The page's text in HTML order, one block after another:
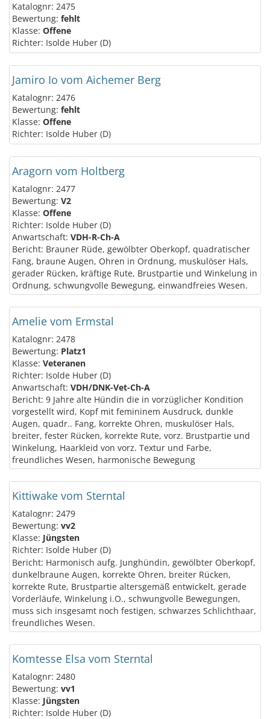
Katalognr: 2475
Bewertung: fehlt
Klasse: Offene
Richter: Isolde Huber (D)
Jamiro Io vom Aichemer Berg
Katalognr: 2476
Bewertung: fehlt
Klasse: Offene
Richter: Isolde Huber (D)
Aragorn vom Holtberg
Katalognr: 2477
Bewertung: V2
Klasse: Offene
Richter: Isolde Huber (D)
Anwartschaft: VDH-R-Ch-A
Bericht: Brauner Rüde, gewölbter Oberkopf, quadratischer
Fang, braune Augen, Ohren in Ordnung, muskulöser Hals,
gerader Rücken, kräftige Rute, Brustpartie und Winkelung in
Ordnung, schwungvolle Bewegung, einwandfreies Wesen.
Amelie vom Ermstal
Katalognr: 2478
Bewertung: Platz1
Klasse: Veteranen
Richter: Isolde Huber (D)
Anwartschaft: VDH/DNK-Vet-Ch-A
Bericht: 9 Jahre alte Hündin die in vorzüglicher Kondition
vorgestellt wird, Kopf mit femininem Ausdruck, dunkle
Augen, quadr.. Fang, korrekte Ohren, muskulöser Hals,
breiter, fester Rücken, korrekte Rute, vorz. Brustpartie und
Winkelung, Haarkleid von vorz. Textur und Farbe,
freundliches Wesen, harmonische Bewegung
Kittiwake vom Sterntal
Katalognr: 2479
Bewertung: vv2
Klasse: Jüngsten
Richter: Isolde Huber (D)
Bericht: Harmonisch aufg. Junghündin, gewölbter Oberkopf,
dunkelbraune Augen, korrekte Ohren, breiter Rücken,
korrekte Rute, Brustpartie altersgemäß entwickelt, gerade
Vorderläufe, Winkelung i.O., schwungvolle Bewegungen,
muss sich insgesamt noch festigen, schwarzes Schlichthaar,
freundliches Wesen.
Komtesse Elsa vom Sterntal
Katalognr: 2480
Bewertung: vv1
Klasse: Jüngsten
Richter: Isolde Huber (D)